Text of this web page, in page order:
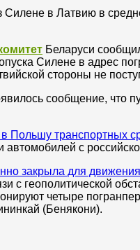
Силене в Латвию в
Беларуси
Силене в адрес
стороны не
сообщение, что
в Польшу транспортных
с
закрыла для
с геополитической
четыре
(Бенякони).